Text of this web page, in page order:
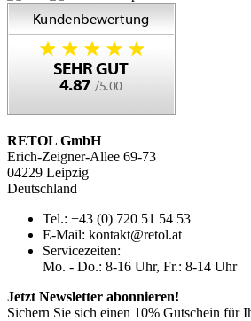
RETOL GmbH
Erich-Zeigner-Allee 69-73
04229 Leipzig
Deutschland
Tel.: +43 (0) 720 51 54 53
E-Mail: kontakt@retol.at
Servicezeiten:
Mo. - Do.: 8-16 Uhr, Fr.: 8-14 Uhr
Jetzt Newsletter abonnieren!
Sichern Sie sich einen 10% Gutschein für